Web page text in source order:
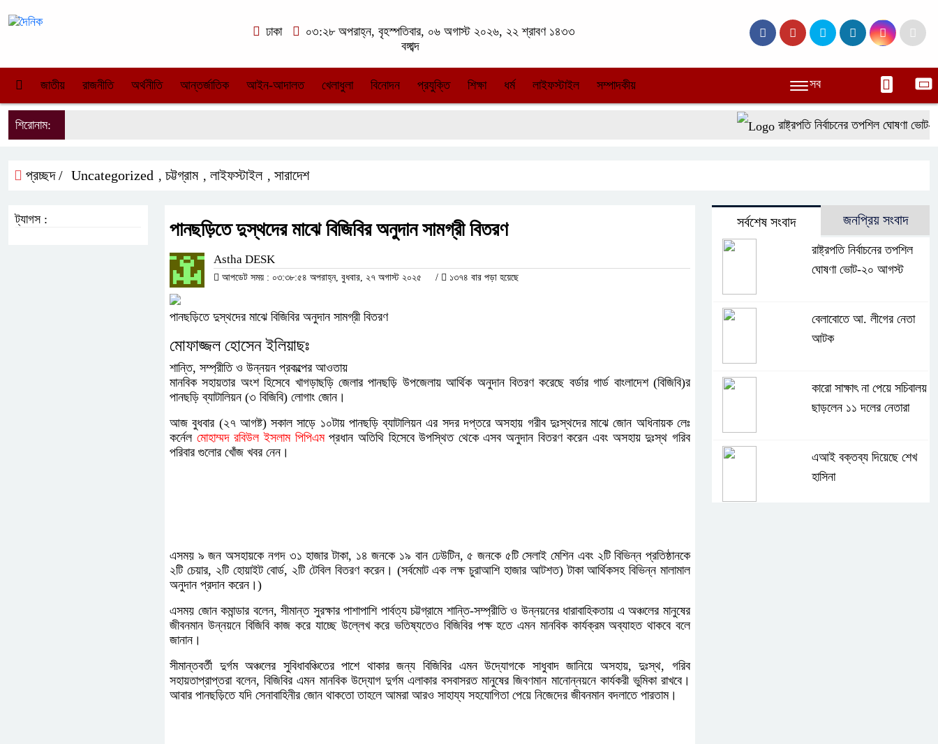
ঢাকা
০৩:২৮ অপরাহ্ন, বৃহস্পতিবার, ০৬ অগাস্ট ২০২৬, ২২ শ্রাবণ ১৪৩৩
বঙ্গাব্দ
জাতীয় রাজনীতি অর্থনীতি আন্তর্জাতিক আইন-আদালত খেলাধুলা বিনোদন প্রযুক্তি শিক্ষা ধর্ম লাইফস্টাইল সম্পাদকীয় সব
শিরোনাম: রাষ্ট্রপতি নির্বাচনের তপশিল ঘোষণা ভোট-
প্রচ্ছদ / Uncategorized , চট্টগ্রাম , লাইফস্টাইল , সারাদেশ
পানছড়িতে দুস্থদের মাঝে বিজিবির অনুদান সামগ্রী বিতরণ
Astha DESK
আপডেট সময় : ০৩:৩৮:৫৪ অপরাহ্ন, বুধবার, ২৭ অগাস্ট ২০২৫ / ১৩৭৪ বার পড়া হয়েছে
পানছড়িতে দুস্থদের মাঝে বিজিবির অনুদান সামগ্রী বিতরণ
মোফাজ্জল হোসেন ইলিয়াছঃ
শান্তি, সম্প্রীতি ও উন্নয়ন প্রকল্পের আওতায়
মানবিক সহায়তার অংশ হিসেবে খাগড়াছড়ি জেলার পানছড়ি উপজেলায় আর্থিক অনুদান বিতরণ করেছে বর্ডার গার্ড বাংলাদেশ (বিজিবি)র
পানছড়ি ব্যাটালিয়ন (৩ বিজিবি) লোগাং জোন।
আজ বুধবার (২৭ আগষ্ট) সকাল সাড়ে ১০টায় পানছড়ি ব্যাটালিয়ন এর সদর দপ্তরে অসহায় গরীব দুঃস্থদের মাঝে জোন অধিনায়ক লেঃ
কর্নেল মোহাম্মদ রবিউল ইসলাম পিপিএমপ্রধান অতিথি হিসেবে উপস্থিত থেকে এসব অনুদান বিতরণ করেন এবং অসহায় দুঃস্থ গরিব
পরিবার গুলোর খোঁজ খবর নেন।
এসময় ৯ জন অসহায়কে নগদ ৩১ হাজার টাকা, ১৪ জনকে ১৯ বান ঢেউটিন, ৫ জনকে ৫টি সেলাই মেশিন এবং ২টি বিভিন্ন প্রতিষ্ঠানকে
২টি চেয়ার, ২টি হোয়াইট বোর্ড, ২টি টেবিল বিতরণ করেন। (সর্বমোট এক লক্ষ চুরাআশি হাজার আটশত) টাকা আর্থিকসহ বিভিন্ন মালামাল
অনুদান প্রদান করেন।)
এসময় জোন কমান্ডার বলেন, সীমান্ত সুরক্ষার পাশাপাশি পার্বত্য চট্টগ্রামে শান্তি-সম্প্রীতি ও উন্নয়নের ধারাবাহিকতায় এ অঞ্চলের মানুষের
জীবনমান উন্নয়নে বিজিবি কাজ করে যাচ্ছে উল্লেখ করে ভতিষ্যতেও বিজিবির পক্ষ হতে এমন মানবিক কার্যক্রম অব্যাহত থাকবে বলে
জানান।
সীমান্তবর্তী দুর্গম অঞ্চলের সুবিধাবঞ্চিতের পাশে থাকার জন্য বিজিবির এমন উদ্যোগকে সাধুবাদ জানিয়ে অসহায়, দুঃস্থ, গরিব
সহায়তাপ্রাপ্তরা বলেন, বিজিবির এমন মানবিক উদ্যোগ দুর্গম এলাকার বসবাসরত মানুষের জিবণমান মানোন্নয়নে কার্যকরী ভুমিকা রাখবে।
আবার পানছড়িতে যদি সেনাবাহিনীর জোন থাকতো তাহলে আমরা আরও সাহায্য সহযোগিতা পেয়ে নিজেদের জীবনমান বদলাতে পারতাম।
ট্যাগস : সর্বশেষ সংবাদ জনপ্রিয় সংবাদ
রাষ্ট্রপতি নির্বাচনের তপশিল
ঘোষণা ভোট-২০ আগস্ট
বেলাবোতে আ. লীগের নেতা
আটক
কারো সাক্ষাৎ না পেয়ে সচিবালয়
ছাড়লেন ১১ দলের নেতারা
এআই বক্তব্য দিয়েছে শেখ
হাসিনা